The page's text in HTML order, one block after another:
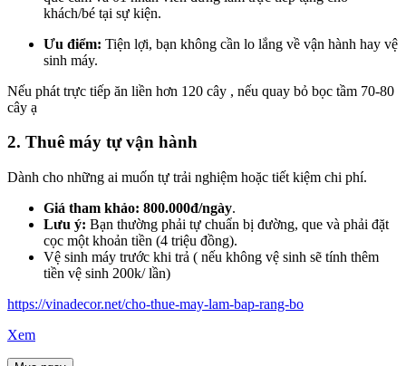
khách/bé tại sự kiện.
Ưu điểm: Tiện lợi, bạn không cần lo lắng về vận hành hay vệ
sinh máy.
Nếu phát trực tiếp ăn liền hơn 120 cây , nếu quay bỏ bọc tầm 70-80
cây ạ
2. Thuê máy tự vận hành
Dành cho những ai muốn tự trải nghiệm hoặc tiết kiệm chi phí.
Giá tham khảo: 800.000đ/ngày.
Lưu ý: Bạn thường phải tự chuẩn bị đường, que và phải đặt
cọc một khoản tiền (4 triệu đồng).
Vệ sinh máy trước khi trả ( nếu không vệ sinh sẽ tính thêm
tiền vệ sinh 200k/ lần)
https://vinadecor.net/cho-thue-may-lam-bap-rang-bo
Xem